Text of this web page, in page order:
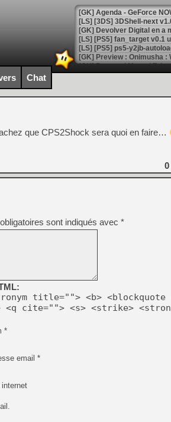
[GK] Agenda - GeForce
[GK] Devolver Digital en a
[LS] [PS5] ps5-y2jb-
[GK] Pourquoi Marvel
[GK] Test : Restory : Chill
[GK] GTA 6 : Rockstar
[GK] Hot Wheels Infinite
[GK] Mémoire cash -
[GK] Résultats Nintendo :
[GK] Déjà des
[Mo5] Brickboy cherche à
[GK] Minecraft et ses «
[GK] Beast of
[GK] Ubisoft : fin de partie
[GK] Mémoire cash -
[GK] Dan Houser (GTA)
[GK] Comment EA Sports
[GK] Crimson Moon : un
[GK] Isle of Reveries : le
[GK] Moonlighter 2 : The
[GK] Capcom relance
[Mo5] Deux inédits du
[GK] Le beat'em up The
[GK] Endless Legend 2 :
[LS] [PS5] Le WebKit
[GK] Oubliez Crazy Taxi,
[LS] [Switch] NSZ 5.0.0
Chat
que CPS2Shock sera quoi en faire…
0
sont indiqués avec *
title=""> <b> <blockquote
<q cite=""> <s> <strike>
*
email *